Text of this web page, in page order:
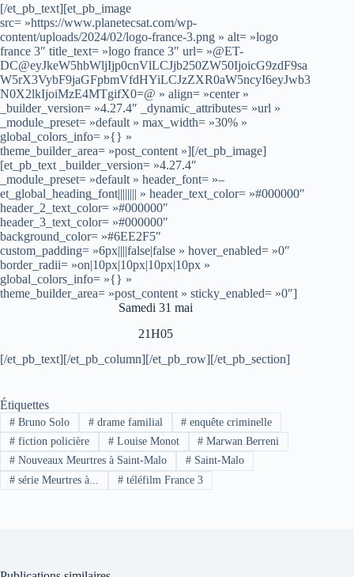
[/et_pb_text][et_pb_image
src= »https://www.planetecsat.com/wp-
content/uploads/2024/02/logo-france-3.png » alt= »logo
france 3″ title_text= »logo france 3″ url= »@ET-
DC@eyJkeW5hbWljIjp0cnVlLCJjb250ZW50IjoicG9zdF9sa
W5rX3VybF9jaGFpbmVfdHYiLCJzZXR0aW5ncyI6eyJwb3
N0X2lkIjoiMzE4MTgifX0=@ » align= »center »
_builder_version= »4.27.4″ _dynamic_attributes= »url »
_module_preset= »default » max_width= »30% »
global_colors_info= »{} »
theme_builder_area= »post_content »][/et_pb_image]
[et_pb_text _builder_version= »4.27.4″
_module_preset= »default » header_font= »–
et_global_heading_font|||||||| » header_text_color= »#000000″
header_2_text_color= »#000000″
header_3_text_color= »#000000″
background_color= »#6EE2F5″
custom_padding= »6px||||false|false » hover_enabled= »0″
border_radii= »on|10px|10px|10px|10px »
global_colors_info= »{} »
theme_builder_area= »post_content » sticky_enabled= »0″]
Samedi 31 mai
21H05
[/et_pb_text][/et_pb_column][/et_pb_row][/et_pb_section]
Étiquettes
#Bruno Solo #drame familial # enquête criminelle
#fiction policière #Louise Monot # Marwan Berreni
#Nouveaux Meurtres à Saint-Malo #Saint-Malo
#série Meurtres à... #téléfilm France 3